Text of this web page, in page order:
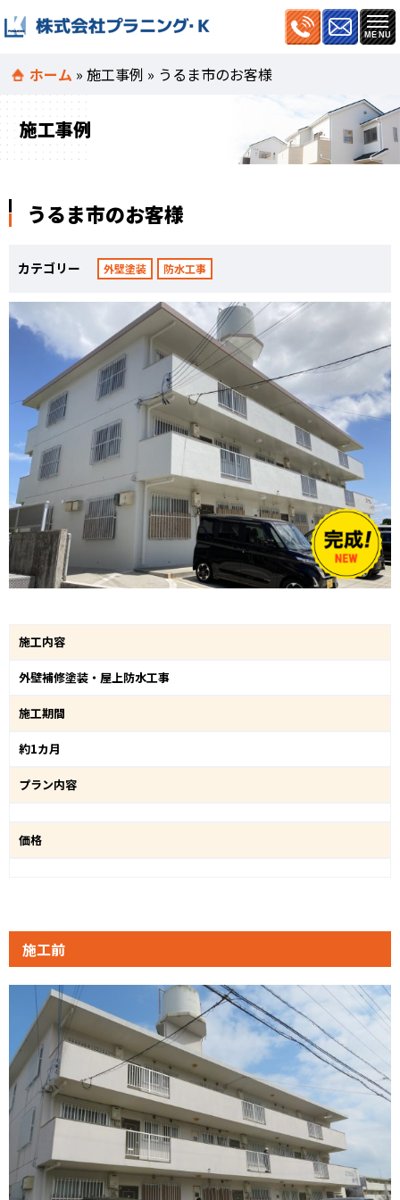
ホーム »施工事例 » うるま市のお客様
施工事例
うるま市のお客様
カテゴリー 外壁塗装 防水工事
施工内容
外壁補修塗装・屋上防水工事
施工期間
約1カ月
プラン内容
価格
施工前